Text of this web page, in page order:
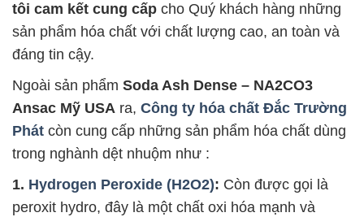
tôi cam kết cung cấp cho Quý khách hàng những
sản phẩm hóa chất với chất lượng cao, an toàn và
đáng tin cậy.
Ngoài sản phẩm Soda Ash Dense – NA2CO3
Ansac Mỹ USA ra, Công ty hóa chất Đắc Trường
Phát còn cung cấp những sản phẩm hóa chất dùng
trong nghành dệt nhuộm như :
1. Hydrogen Peroxide (H2O2): Còn được gọi là
peroxit hydro, đây là một chất oxi hóa mạnh và